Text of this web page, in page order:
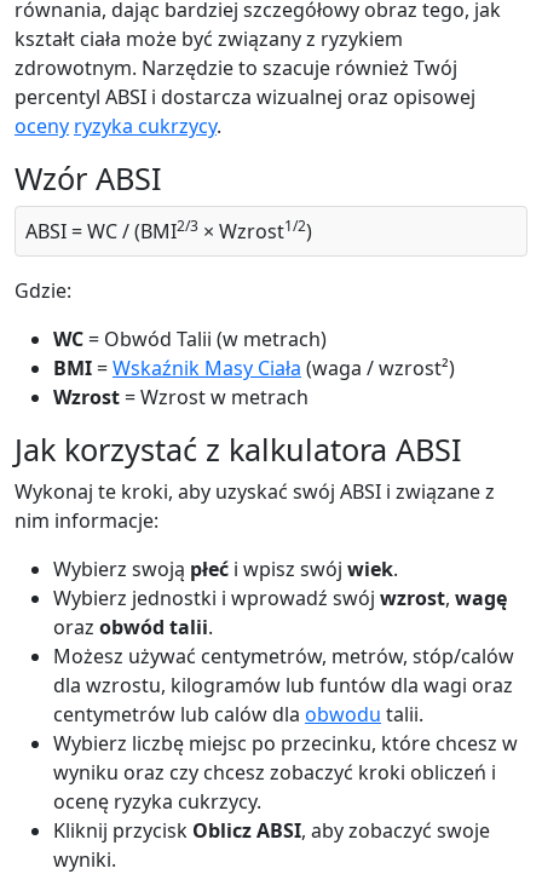
równania, dając bardziej szczegółowy obraz tego, jak
kształt ciała może być związany z ryzykiem
zdrowotnym. Narzędzie to szacuje również Twój
percentyl ABSI i dostarcza wizualnej oraz opisowej
oceny ryzyka cukrzycy.
Wzór ABSI
ABSI = WC / (BMI2/3 × Wzrost1/2)
Gdzie:
WC= Obwód Talii (w metrach)
BMI=Wskaźnik Masy Ciała (waga / wzrost²)
Wzrost= Wzrost w metrach
Jak korzystać z kalkulatora ABSI
Wykonaj te kroki, aby uzyskać swój ABSI i związane z
nim informacje:
Wybierz swoją płeć i wpisz swój wiek.
Wybierz jednostki i wprowadź swój wzrost, wagę
oraz obwód talii.
Możesz używać centymetrów, metrów, stóp/calów
dla wzrostu, kilogramów lub funtów dla wagi oraz
centymetrów lub calów dla obwodu talii.
Wybierz liczbę miejsc po przecinku, które chcesz w
wyniku oraz czy chcesz zobaczyć kroki obliczeń i
ocenę ryzyka cukrzycy.
Kliknij przycisk Oblicz ABSI, aby zobaczyć swoje
wyniki.